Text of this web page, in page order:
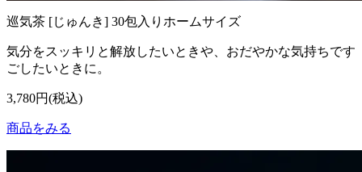
巡気茶 [じゅんき] 30包入りホームサイズ
気分をスッキリと解放したいときや、おだやかな気持ちです
ごしたいときに。
3,780円(税込)
商品をみる